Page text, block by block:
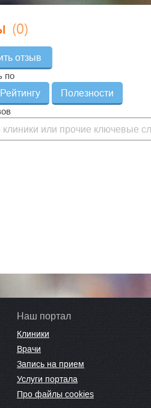
(0)
отзыв
по
Рейтингу
Полезности
Наш портал
Клиники
Врачи
Запись на прием
Услуги портала
Про файлы cookies